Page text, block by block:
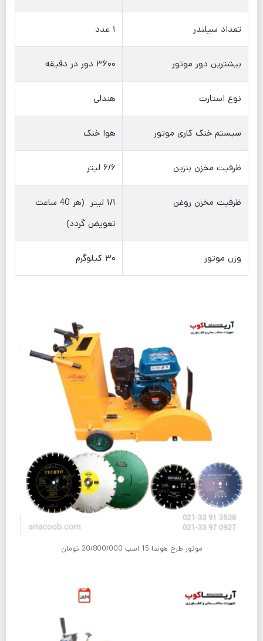
تعداد سیلندر ‍۱ عدد
بیشترین دور موتور ۳۶۰۰ دور در دقیقه
نوع استارت هندلی
سیستم خنک کاری موتور هوا خنک
ظرفیت مخزن بنزین ۶/۶ لیتر
ظرفیت مخزن روغن
۱/۱ لیتر (هر 40 ساعت
تعویض گردد)
وزن موتور ۳۰ کیلوگرم
موتور طرح هوندا 15 اسب 20/800/000 تومان